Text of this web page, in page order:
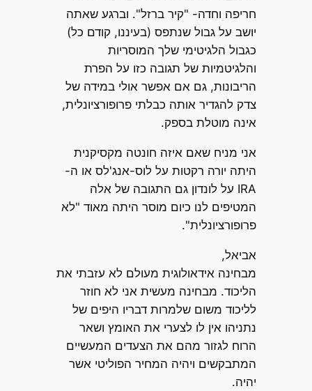
חריפה וחדה- "קיר ברזל". וברגע שאתה
יושב על גבול שנתפס (בעיננו, קודם כל)
כגבול הלגיטימי שלך המוסריות
והלגיטמיות של תגובה כזו על הפרת
הריבונות, גם אם אפשר אולי במידה של
צדק להגדיר אותה כבלתי פרופורציונלית,
אינה מוטלת בספק.
אני מניח שאם איזה חונטה מקסיקנית
היתה יורה רקטות על לוס-אנג'לס או ה-
IRA על לונדון גם התגובה של אלה
המטיפים לנו כיום מוסר היתה מאוד "לא
פרופורציונלית".
אביאל,
מבחינה אידאולוגית מעולם לא עזבתי את
הליכוד. מבחינה מעשית אני לא חוזר
לליכוד משום שלמרות דבריו היפים של
נתניהו אין לו לצערי את האומץ ושאר
הרוח לגזור מהם את הצעדים המעשיים
המתבקשים ויהיה המחיר הפוליטי אשר